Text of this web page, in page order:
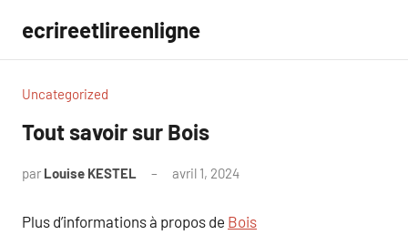
contenu
ecrireetlireenligne
Uncategorized
Tout savoir sur Bois
par Louise KESTEL avril 1, 2024
Plus d’informations à propos de Bois